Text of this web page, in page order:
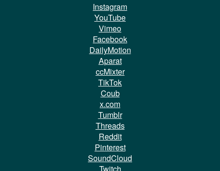
Instagram
YouTube
Vimeo
Facebook
DailyMotion
Aparat
ccMixter
TikTok
Coub
x.com
Tumblr
Threads
Reddit
Pinterest
SoundCloud
Twitch